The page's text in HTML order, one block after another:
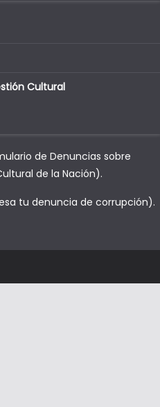
Cultural
de Denuncias sobre
de la Nación).
tu denuncia de corrupción).